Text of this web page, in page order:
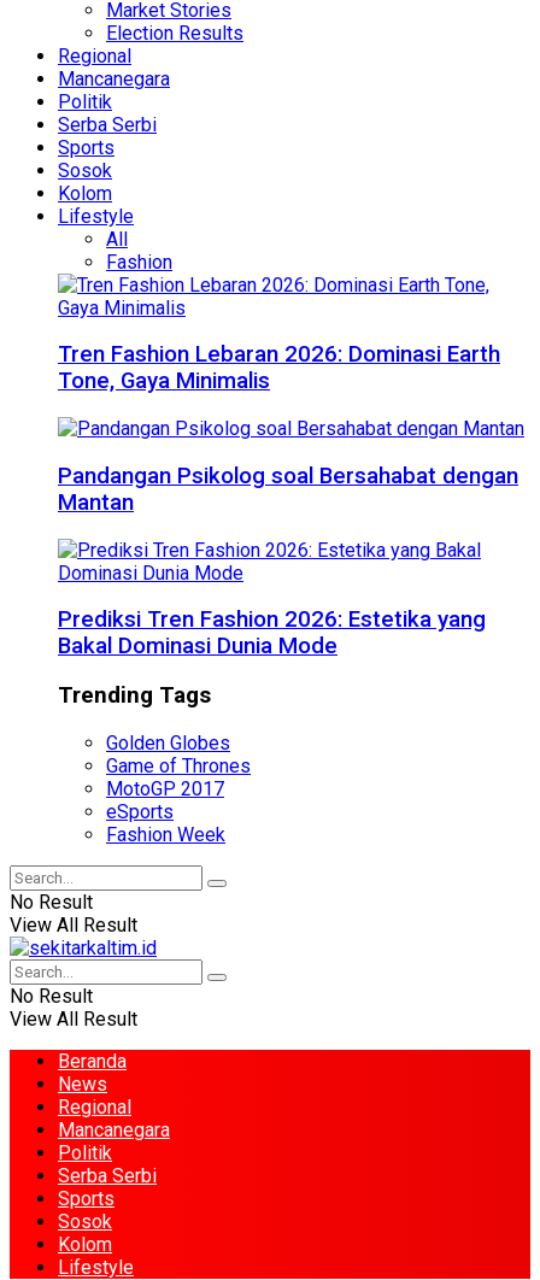
Market Stories
Election Results
Regional
Mancanegara
Politik
Serba Serbi
Sports
Sosok
Kolom
Lifestyle
All
Fashion
Tren Fashion Lebaran 2026: Dominasi Earth
Tone, Gaya Minimalis
Pandangan Psikolog soal Bersahabat dengan
Mantan
Prediksi Tren Fashion 2026: Estetika yang
Bakal Dominasi Dunia Mode
Trending Tags
Golden Globes
Game of Thrones
MotoGP 2017
eSports
Fashion Week
No Result
View All Result
No Result
View All Result
Beranda
News
Regional
Mancanegara
Politik
Serba Serbi
Sports
Sosok
Kolom
Lifestyle